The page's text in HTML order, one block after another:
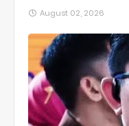
August 02, 2026